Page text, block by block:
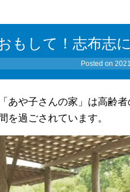
もして！志布志
Posted on
あや子さんの家」は高齢
を過ごされています。